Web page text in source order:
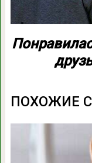
ПОХОЖИЕ